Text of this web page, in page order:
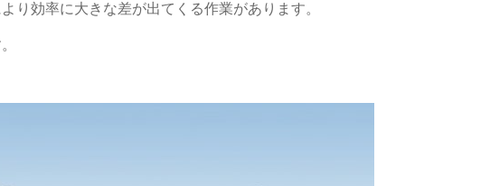
り効率に大きな差が出てくる作業があります。